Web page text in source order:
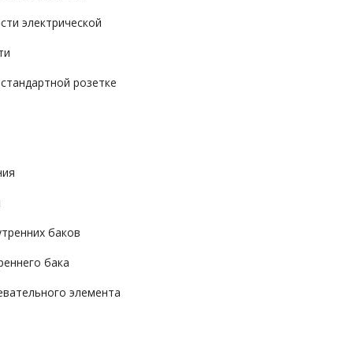
электрической
розетке
баков
бака
элемента